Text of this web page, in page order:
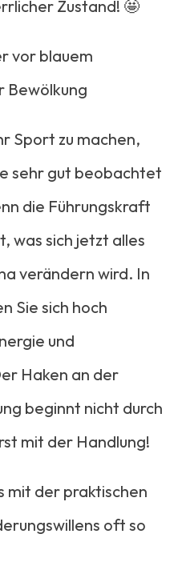
Zustand! 🤩
Sport zu machen,
sehr gut beobachtet
die Führungskraft
was sich jetzt alles
verändern wird. In
Sie sich hoch
und
Haken an der
beginnt nicht durch
mit der Handlung!
mit der praktischen
oft so